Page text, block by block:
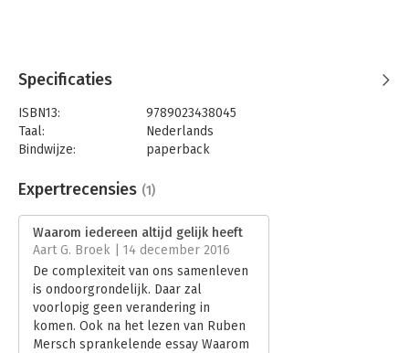
Specificaties
ISBN13:
9789023438045
Taal:
Nederlands
Bindwijze:
paperback
Uitgever:
De Bezige Bij
Verschijningsdatum:
13-10-2016
Hoofdrubriek: Mens en maatschappij
Expertrecensies (1)
Waarom iedereen altijd gelijk heeft
Aart G. Broek | 14 december 2016
De complexiteit van ons samenleven
is ondoorgrondelijk. Daar zal
voorlopig geen verandering in
komen. Ook na het lezen van Ruben
Mersch sprankelende essay Waarom